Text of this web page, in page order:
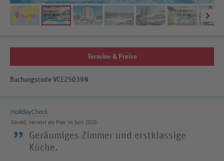
Termine & Preise
Buchungscode VCE25039N
Gerald, verreist als Paar im Juni 2026
”
Geräumiges Zimmer und erstklassige
Küche.